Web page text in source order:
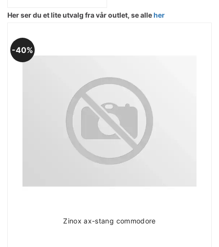
Her ser du et lite utvalg fra vår outlet, se alleher
40%
Zinox ax-stang commodore